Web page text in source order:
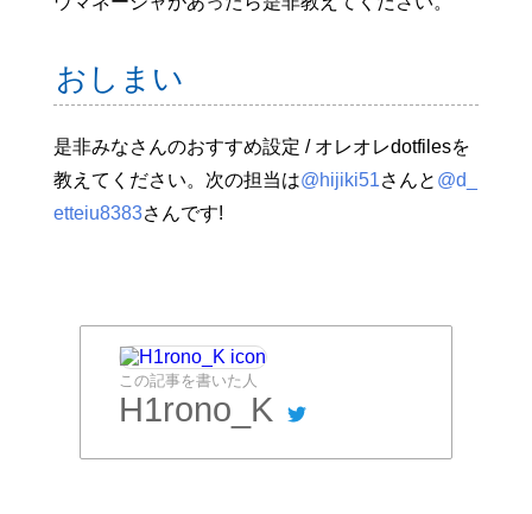
おしまい
是非みなさんのおすすめ設定 / オレオレdotfilesを
教えてください。次の担当は@hijiki51さんと @d_
etteiu8383さんです!
この記事を書いた人
H1rono_K